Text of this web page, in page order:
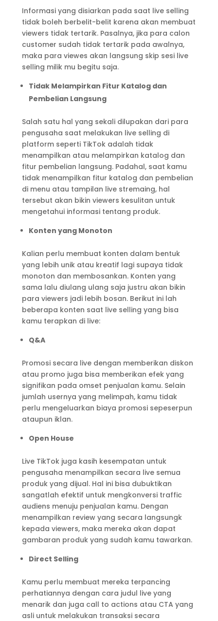
Informasi yang disiarkan pada saat live selling
tidak boleh berbelit-belit karena akan membuat
viewers tidak tertarik. Pasalnya, jika para calon
customer sudah tidak tertarik pada awalnya,
maka para viewes akan langsung skip sesi live
selling milik mu begitu saja.
Tidak Melampirkan Fitur Katalog dan
Pembelian Langsung
Salah satu hal yang sekali dilupakan dari para
pengusaha saat melakukan live selling di
platform seperti TikTok adalah tidak
menampilkan atau melampirkan katalog dan
fitur pembelian langsung. Padahal, saat kamu
tidak menampilkan fitur katalog dan pembelian
di menu atau tampilan live stremaing, hal
tersebut akan bikin viewers kesulitan untuk
mengetahui informasi tentang produk.
Konten yang Monoton
Kalian perlu membuat konten dalam bentuk
yang lebih unik atau kreatif lagi supaya tidak
monoton dan membosankan. Konten yang
sama lalu diulang ulang saja justru akan bikin
para viewers jadi lebih bosan. Berikut ini lah
beberapa konten saat live selling yang bisa
kamu terapkan di live:
Q&A
Promosi secara live dengan memberikan diskon
atau promo juga bisa memberikan efek yang
signifikan pada omset penjualan kamu. Selain
jumlah usernya yang melimpah, kamu tidak
perlu mengeluarkan biaya promosi sepeserpun
ataupun iklan.
Open House
Live TikTok juga kasih kesempatan untuk
pengusaha menampilkan secara live semua
produk yang dijual. Hal ini bisa dubuktikan
sangatlah efektif untuk mengkonversi traffic
audiens menuju penjualan kamu. Dengan
menampilkan review yang secara langsungk
kepada viewers, maka mereka akan dapat
gambaran produk yang sudah kamu tawarkan.
Direct Selling
Kamu perlu membuat mereka terpancing
perhatiannya dengan cara judul live yang
menarik dan juga call to actions atau CTA yang
asli untuk melakukan transaksi secara